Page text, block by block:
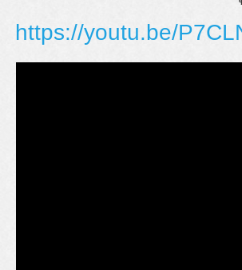
https://youtu.be/